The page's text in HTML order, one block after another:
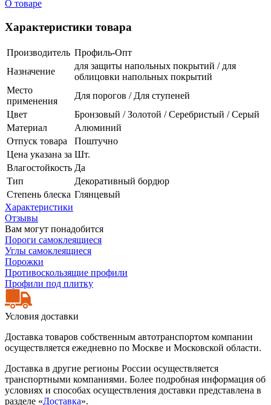
О товаре
Характеристики товара
Производитель Профиль-Опт
Назначение
для защиты напольных покрытий / для
облицовки напольных покрытий
Место
применения
Для порогов / Для ступеней
Цвет
Бронзовый / Золотой / Серебристый / Серый
Материал
Алюминий
Отпуск товара
Поштучно
Цена указана за Шт.
Влагостойкость Да
Тип
Декоративный бордюр
Степень блеска Глянцевый
Характеристики
Отзывы
Вам могут понадобится
Пороги самоклеящиеся
Углы самоклеящиеся
Порожки
Противоскользящие профили
Профили под плитку
Условия доставки
Доставка товаров собственным автотранспортом компании
осуществляется ежедневно по Москве и Московской области.
Доставка в другие регионы России осуществляется
транспортными компаниями. Более подробная информация об
условиях и способах осуществления доставки представлена в
разделе «Доставка».